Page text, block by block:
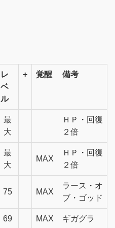
レ
ベ
ル
+ 覚醒 備考
最
大
ＨＰ・回復
２倍
最
大
MAX
ＨＰ・回復
２倍
75 MAX
ラース・オ
ブ・ゴッド
69 MAX ギガグラ